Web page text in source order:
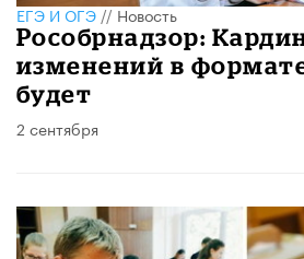
ЕГЭ И ОГЭ//Новость
Рособрнадзор:
изменений в
будет
2 сентября